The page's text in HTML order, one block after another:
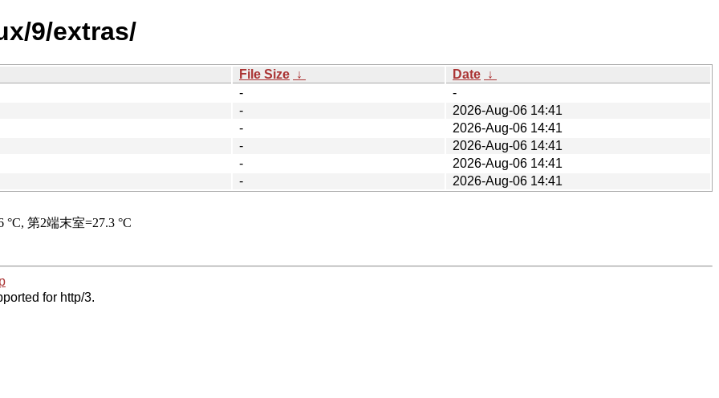
9/extras/
File Size ↓ Date ↓
-
-
-
2026-Aug-06 14:41
-
2026-Aug-06 14:41
-
2026-Aug-06 14:41
-
2026-Aug-06 14:41
-
2026-Aug-06 14:41
for http/3.